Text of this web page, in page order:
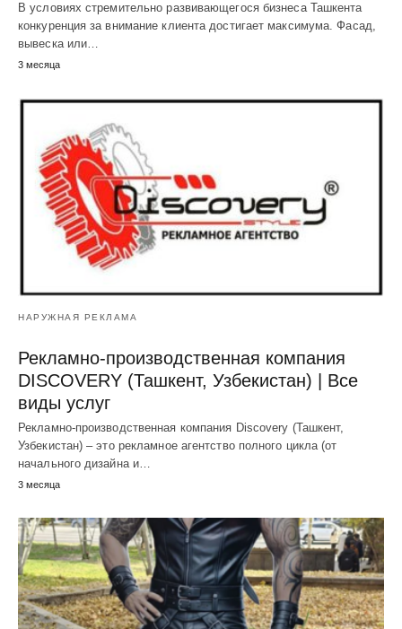
В условиях стремительно развивающегося бизнеса Ташкента
конкуренция за внимание клиента достигает максимума. Фасад,
вывеска или…
3 месяца
НАРУЖНАЯ РЕКЛАМА
Рекламно-производственная компания
DISCOVERY (Ташкент, Узбекистан) | Все
виды услуг
Рекламно-производственная компания Discovery (Ташкент,
Узбекистан) – это рекламное агентство полного цикла (от
начального дизайна и…
3 месяца